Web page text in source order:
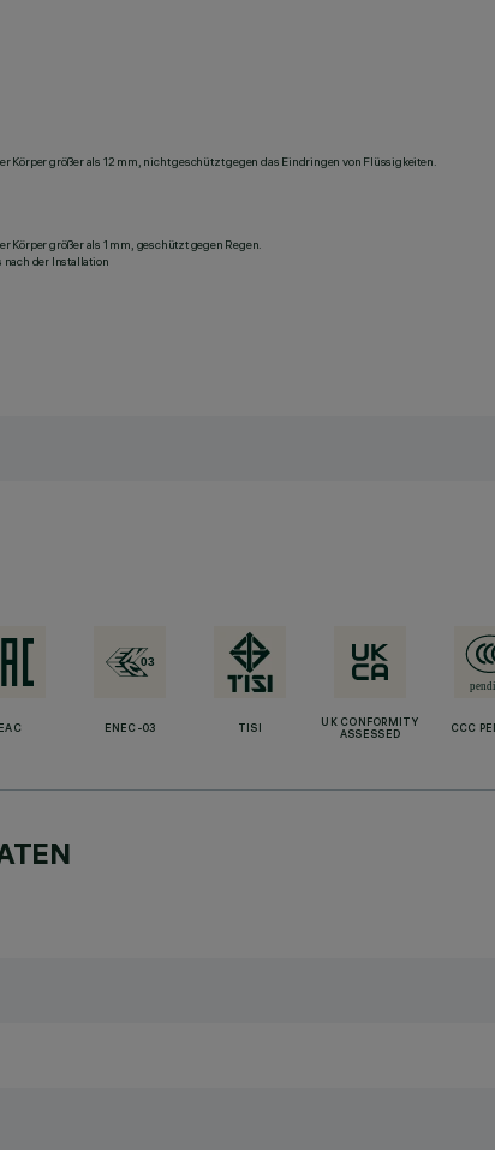
Körper größer als 12 mm, nicht geschützt gegen das Eindringen von Flüssigkeiten.
Körper größer als 1 mm, geschützt gegen Regen.
nach der Installation
EAC ENEC-03 TISI
UK CONFORMITY
ASSESSED
CCC